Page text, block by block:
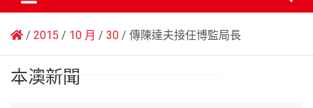
2015 10 月 30 傳陳達夫接任博監局長
本澳新聞